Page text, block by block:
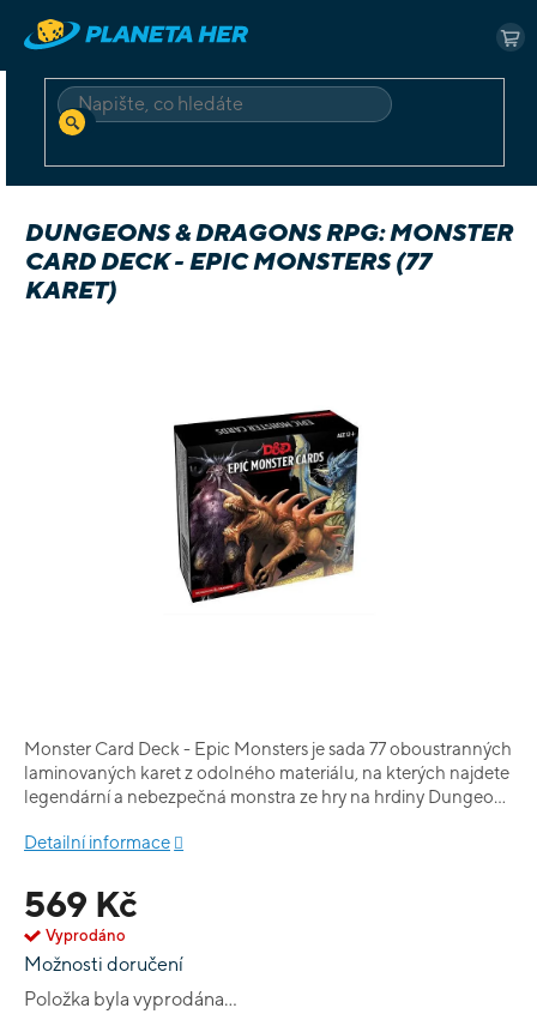
obsah
HLEDAT
DUNGEONS & DRAGONS RPG: MONSTER
CARD DECK - EPIC MONSTERS (77
KARET)
569 Kč
Vyprodáno
Možnosti doručení
Položka byla vyprodána…
Monster Card Deck - Epic Monsters je sada 77 oboustranných
laminovaných karet z odolného materiálu, na kterých najdete
legendární a nebezpečná monstra ze hry na hrdiny Dungeons
Detailní informace